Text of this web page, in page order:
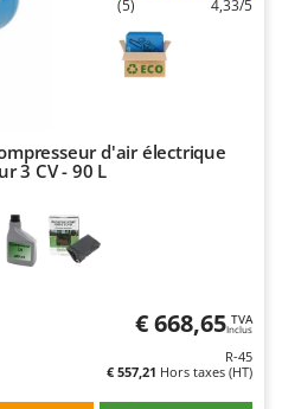
(5) 4,33/5
d'air électrique
3 CV - 90 L
€ 668,65 TVA
Inclus
R-45
€ 557,21 Hors taxes (HT)